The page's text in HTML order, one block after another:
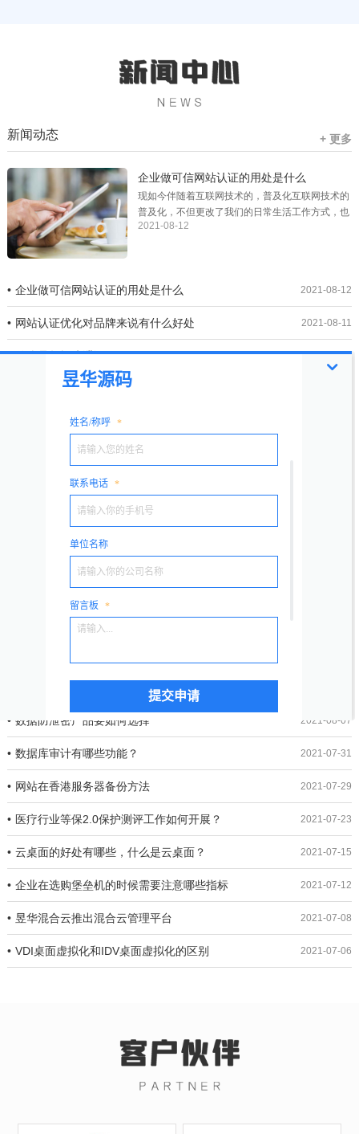
新闻动态 + 更多
企业做可信网站认证的用处是什么
现如今伴随着互联网技术的，普及化互联网技术的
普及化，不但更改了我们的日常生活工作方式，也
让公司的运营模式慢慢更改，许多传统式公...
2021-08-12
企业做可信网站认证的用处是什么 2021-08-12
网站认证优化对品牌来说有什么好处 2021-08-11
什么是数据防泄漏DLP？ 2021-08-10
安全狗被授予技术支撑单位奖牌
企业信息安全的商业模式
云计算虚拟化技术的底层技术
为什么中小型企业都选择云数据库？
数据防泄密产品要如何选择 2021-08-07
数据库审计有哪些功能？ 2021-07-31
网站在香港服务器备份方法 2021-07-29
医疗行业等保2.0保护测评工作如何开展？ 2021-07-23
云桌面的好处有哪些，什么是云桌面？ 2021-07-15
企业在选购堡垒机的时候需要注意哪些指标 2021-07-12
昱华混合云推出混合云管理平台 2021-07-08
VDI桌面虚拟化和IDV桌面虚拟化的区别 2021-07-06